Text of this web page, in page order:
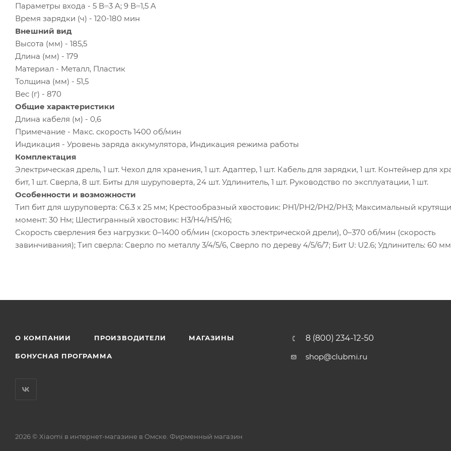
Параметры входа - 5 В⎓3 A; 9 В⎓1,5 A
Время зарядки (ч) - 120-180 мин
Внешний вид
Высота (мм) - 185,5
Длина (мм) - 179
Материал - Металл, Пластик
Толщина (мм) - 51,5
Вес (г) - 870
Общие характеристики
Длина кабеля (м) - 0,6
Примечание - Макс. скорость 1400 об/мин
Индикация - Уровень заряда аккумулятора, Индикация режима работы
Комплектация
Электрическая дрель, 1 шт. Чехол для хранения, 1 шт. Адаптер, 1 шт. Кабель для зарядки, 1 шт. Контейнер для
бит, 1 шт. Сверла, 8 шт. Биты для шуруповерта, 24 шт. Удлинитель, 1 шт. Руководство по эксплуатации, 1 шт.
Особенности и возможности
Тип бит для шуруповерта: C6.3 x 25 мм; Крестообразный хвостовик: PH1/PH2/PH2/PH3; Максимальный
момент: 30 Нм; Шестигранный хвостовик: H3/H4/H5/H6;
Скорость сверления без нагрузки: 0–1400 об/мин (скорость электрической дрели), 0–370 об/мин (скорость
завинчивания); Тип сверла: Сверло по металлу 3/4/5/6, Сверло по дереву 4/5/6/7; Бит U: U2.6; Удлинитель: 60 мм
О КОМПАНИИ ПРОИЗВОДИТЕЛИ МАГАЗИНЫ
БОНУСНАЯ ПРОГРАММА
8 (800) 234-12-50
shop@clubmi.ru
2026 © Xiaomi в интернет-магазине в Омске. Фирменный магазин